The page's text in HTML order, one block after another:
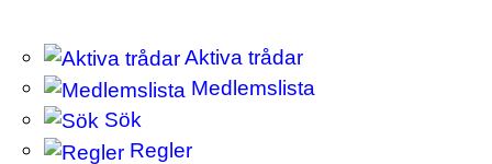
Aktiva trådar
Medlemslista
Sök
Regler